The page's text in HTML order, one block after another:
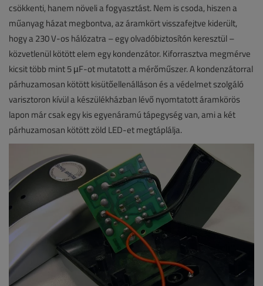
csökkenti, hanem növeli a fogyasztást. Nem is csoda, hiszen a
műanyag házat megbontva, az áramkört visszafejtve kiderült,
hogy a 230 V-os hálózatra – egy olvadóbiztosítón keresztül –
közvetlenül kötött elem egy kondenzátor. Kiforrasztva megmérve
kicsit több mint 5 µF-ot mutatott a mérőműszer. A kondenzátorral
párhuzamosan kötött kisütőellenálláson és a védelmet szolgáló
varisztoron kívül a készülékházban lévő nyomtatott áramkörös
lapon már csak egy kis egyenáramú tápegység van, ami a két
párhuzamosan kötött zöld LED-et megtáplálja.